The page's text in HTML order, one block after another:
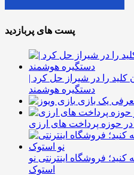
پست های پربازدید
را در شیراز حل کرد |
دستگیره هوشمند
یک بازی
در حوزه پرداخت های ارزی
فروشگاه اینترنتی نو
استوک